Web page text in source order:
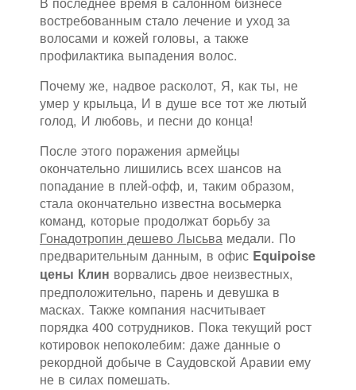
востребованным стало лечение и уход за
волосами и кожей головы, а также
профилактика выпадения волос.
Почему же, надвое расколот, Я, как ты, не
умер у крыльца, И в душе все тот же лютый
голод, И любовь, и песни до конца!
После этого поражения армейцы
окончательно лишились всех шансов на
попадание в плей-офф, и, таким образом,
стала окончательно известна восьмерка
команд, которые продолжат борьбу за
Гонадотропин дешево Лысьва медали. По
предварительным данным, в офис Equipoise
цены Клин ворвались двое неизвестных,
предположительно, парень и девушка в
масках. Также компания насчитывает
порядка 400 сотрудников. Пока текущий рост
котировок непоколебим: даже данные о
рекордной добыче в Саудовской Аравии ему
не в силах помешать.